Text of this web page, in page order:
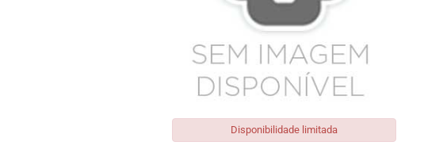
Disponibilidade limitada